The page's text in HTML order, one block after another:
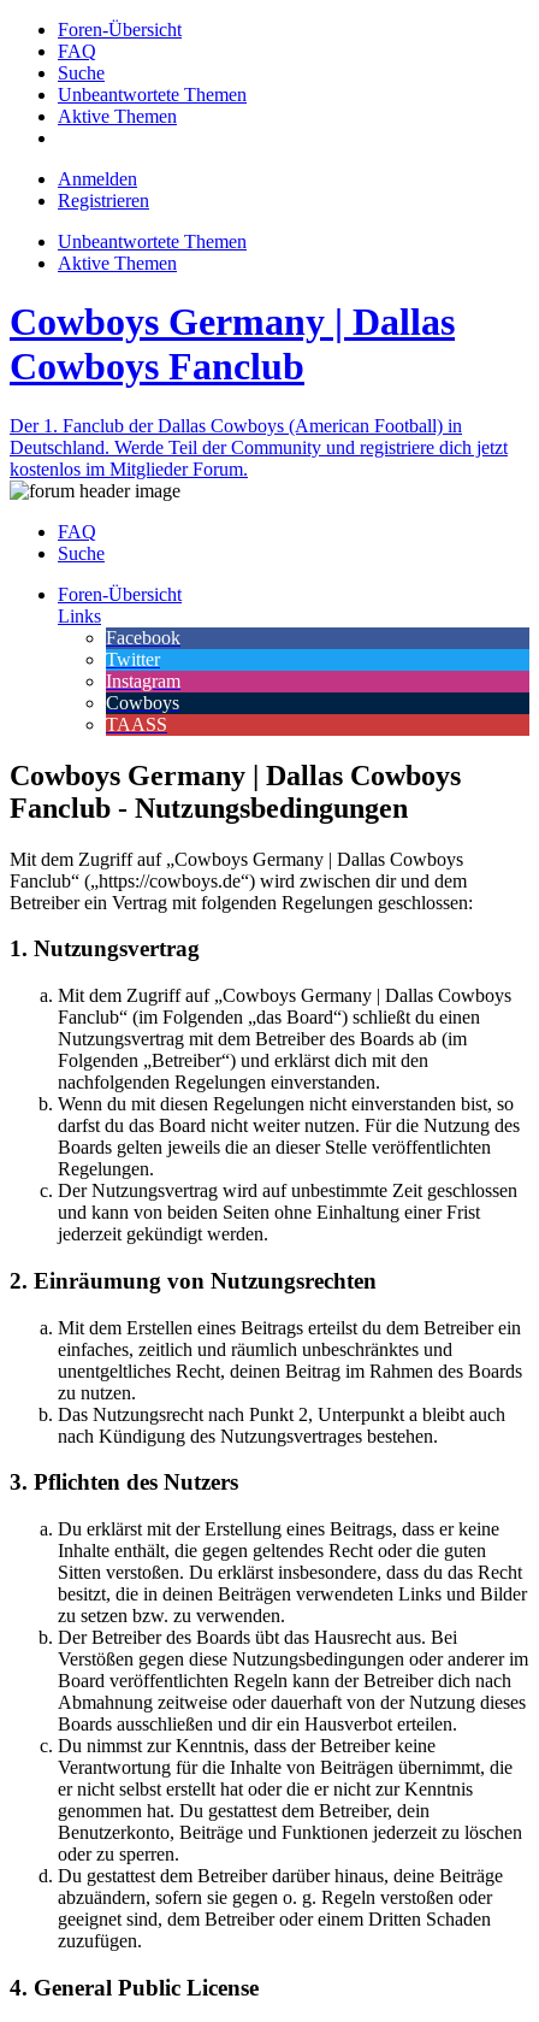
Foren-Übersicht
FAQ
Suche
Unbeantwortete Themen
Aktive Themen
Anmelden
Registrieren
Unbeantwortete Themen
Aktive Themen
Cowboys Germany | Dallas
Cowboys Fanclub
Der 1. Fanclub der Dallas Cowboys (American Football) in
Deutschland. Werde Teil der Community und registriere dich jetzt
kostenlos im Mitglieder Forum.
FAQ
Suche
Foren-Übersicht
Links
Facebook
Twitter
Instagram
Cowboys
TAASS
Cowboys Germany | Dallas Cowboys
Fanclub - Nutzungsbedingungen
Mit dem Zugriff auf „Cowboys Germany | Dallas Cowboys
Fanclub“ („https://cowboys.de“) wird zwischen dir und dem
Betreiber ein Vertrag mit folgenden Regelungen geschlossen:
1. Nutzungsvertrag
Mit dem Zugriff auf „Cowboys Germany | Dallas Cowboys
Fanclub“ (im Folgenden „das Board“) schließt du einen
Nutzungsvertrag mit dem Betreiber des Boards ab (im
Folgenden „Betreiber“) und erklärst dich mit den
nachfolgenden Regelungen einverstanden.
Wenn du mit diesen Regelungen nicht einverstanden bist, so
darfst du das Board nicht weiter nutzen. Für die Nutzung des
Boards gelten jeweils die an dieser Stelle veröffentlichten
Regelungen.
Der Nutzungsvertrag wird auf unbestimmte Zeit geschlossen
und kann von beiden Seiten ohne Einhaltung einer Frist
jederzeit gekündigt werden.
2. Einräumung von Nutzungsrechten
Mit dem Erstellen eines Beitrags erteilst du dem Betreiber ein
einfaches, zeitlich und räumlich unbeschränktes und
unentgeltliches Recht, deinen Beitrag im Rahmen des Boards
zu nutzen.
Das Nutzungsrecht nach Punkt 2, Unterpunkt a bleibt auch
nach Kündigung des Nutzungsvertrages bestehen.
3. Pflichten des Nutzers
Du erklärst mit der Erstellung eines Beitrags, dass er keine
Inhalte enthält, die gegen geltendes Recht oder die guten
Sitten verstoßen. Du erklärst insbesondere, dass du das Recht
besitzt, die in deinen Beiträgen verwendeten Links und Bilder
zu setzen bzw. zu verwenden.
Der Betreiber des Boards übt das Hausrecht aus. Bei
Verstößen gegen diese Nutzungsbedingungen oder anderer im
Board veröffentlichten Regeln kann der Betreiber dich nach
Abmahnung zeitweise oder dauerhaft von der Nutzung dieses
Boards ausschließen und dir ein Hausverbot erteilen.
Du nimmst zur Kenntnis, dass der Betreiber keine
Verantwortung für die Inhalte von Beiträgen übernimmt, die
er nicht selbst erstellt hat oder die er nicht zur Kenntnis
genommen hat. Du gestattest dem Betreiber, dein
Benutzerkonto, Beiträge und Funktionen jederzeit zu löschen
oder zu sperren.
Du gestattest dem Betreiber darüber hinaus, deine Beiträge
abzuändern, sofern sie gegen o. g. Regeln verstoßen oder
geeignet sind, dem Betreiber oder einem Dritten Schaden
zuzufügen.
4. General Public License